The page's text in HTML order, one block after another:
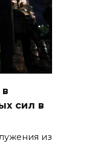
сил в
из